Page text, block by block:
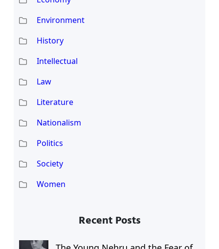
Environment
History
Intellectual
Law
Literature
Nationalism
Politics
Society
Women
Recent Posts